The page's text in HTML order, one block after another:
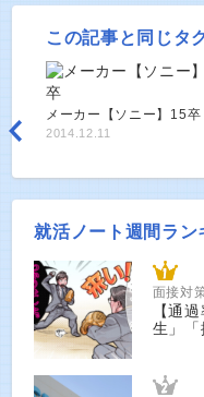
この記事と同じタ
メーカー【ソニー】15卒
2014.12.11
就活ノート週間ラン
面接対
【通
生」「